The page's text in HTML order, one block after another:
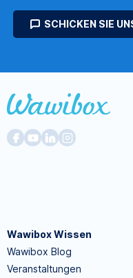
SCHICKEN SIE
Wawibox Wissen
Wawibox Blog
Veranstaltungen